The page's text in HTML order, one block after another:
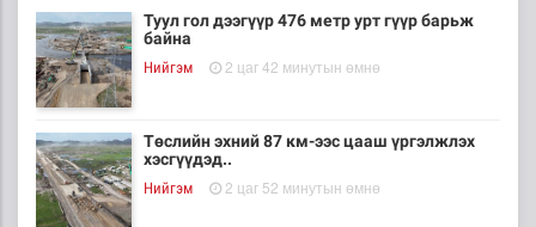
Туул гол дээгүүр 476 метр урт гүүр барьж
байна
Нийгэм 2 цаг 42 минутын өмнө
Төслийн эхний 87 км-ээс цааш үргэлжлэх
хэсгүүдэд..
Нийгэм 2 цаг 52 минутын өмнө